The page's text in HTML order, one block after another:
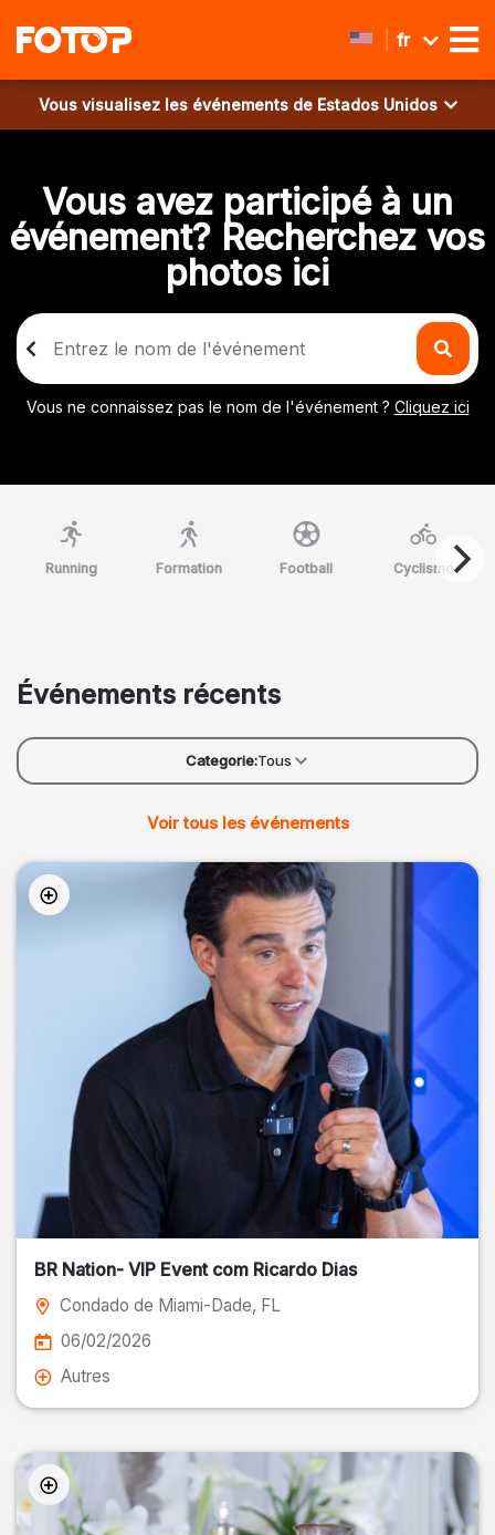
fr
Vous visualisez les événements de Estados Unidos
Vous avez participé à un
événement? Recherchez vos
photos ici
Vous ne connaissez pas le nom de l'événement ? Cliquez ici
Running Formation Football Cyclismo
Événements récents
Categorie:Tous
Voir tous les événements
BR Nation- VIP Event com Ricardo Dias
Condado de Miami-Dade, FL
06/02/2026
Autres